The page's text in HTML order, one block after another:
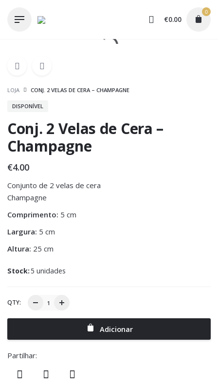
€0.00
0
LOJA CONJ. 2 VELAS DE CERA – CHAMPAGNE
DISPONÍVEL
Conj. 2 Velas de Cera –
Champagne
€4.00
Conjunto de 2 velas de cera
Champagne
Comprimento: 5 cm
Largura: 5 cm
Altura: 25 cm
Stock:5 unidades
QTY:
Adicionar
Partilhar: